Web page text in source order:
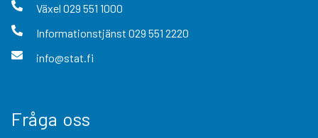
Växel 029 551 1000
Informationstjänst 029 551 2220
info@stat.fi
Fråga oss